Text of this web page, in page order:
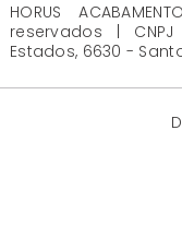
HORUS
reservados | CNPJ
Estados, 6630 -